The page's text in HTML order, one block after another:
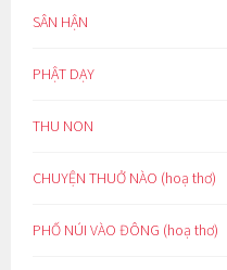
SÂN HẬN
PHẬT DẠY
THU NON
CHUYỆN THUỞ NÀO (hoạ thơ)
PHỐ NÚI VÀO ĐÔNG (hoạ thơ)